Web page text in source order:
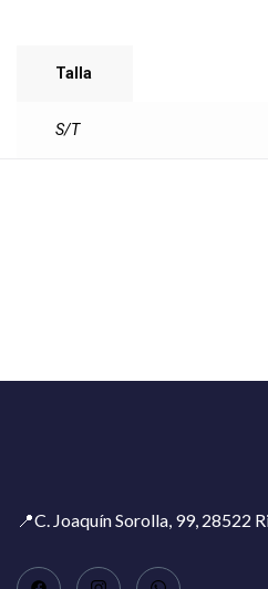
Talla
S/T
📍C. Joaquín Sorolla, 99, 28522